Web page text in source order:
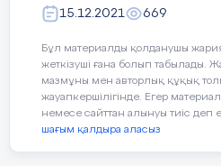
15.12.2021 669
Бұл материалды қолданушы
жеткізуші ғана болып табылады.
мазмұны мен авторлық құқық
жауапкершілігінде. Егер
немесе сайттан алынуы тиіс деп
шағым қалдыра аласыз